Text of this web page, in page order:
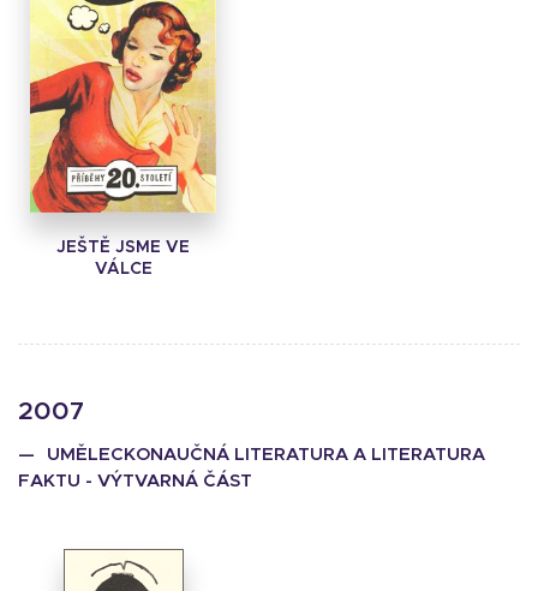
JEŠTĚ JSME VE
VÁLCE
2007
UMĚLECKONAUČNÁ LITERATURA A LITERATURA
FAKTU - VÝTVARNÁ ČÁST